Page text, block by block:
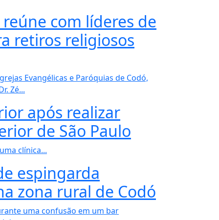
reúne com líderes de
retiros religiosos
Evangélicas e Paróquias de Codó,
Zé...
após realizar
de São Paulo
clínica...
espingarda
zona rural de Codó
uma confusão em um bar